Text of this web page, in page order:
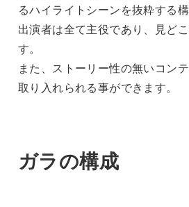
るハイライトシーンを抜粋する構
出演者は全て主役であり、見ど
す。
また、ストーリー性の無いコン
取り入れられる事ができます。
ガラの構成